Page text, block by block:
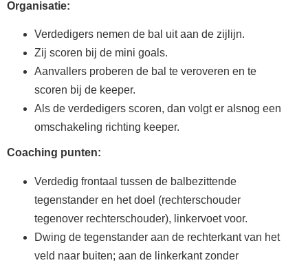
Organisatie:
Verdedigers nemen de bal uit aan de zijlijn.
Zij scoren bij de mini goals.
Aanvallers proberen de bal te veroveren en te
scoren bij de keeper.
Als de verdedigers scoren, dan volgt er alsnog een
omschakeling richting keeper.
Coaching punten:
Verdedig frontaal tussen de balbezittende
tegenstander en het doel (rechterschouder
tegenover rechterschouder), linkervoet voor.
Dwing de tegenstander aan de rechterkant van het
veld naar buiten; aan de linkerkant zonder